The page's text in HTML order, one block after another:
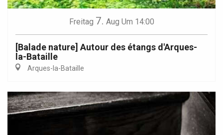
Freitag 7. Aug Um 14:00
[Balade nature] Autour des étangs d'Arques-
la-Bataille
Arques-la-Bataille